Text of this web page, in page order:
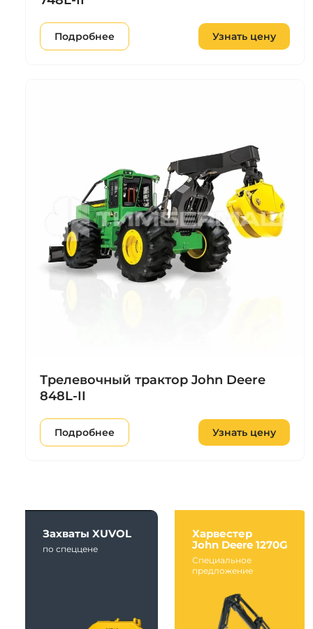
Подробнее Узнать цену
Трелевочный трактор John Deere
848L-II
Подробнее Узнать цену
Захваты XUVOL
по спеццене
Харвестер
John Deere 1270G
Специальное
предложение